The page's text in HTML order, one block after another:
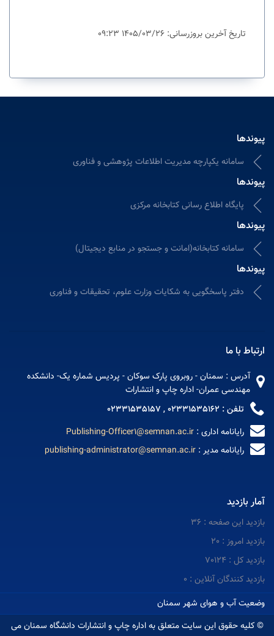
تاریخ آخرین بروزرسانی: 1405/03/26 09:23
پیوندها
سامانه یکپارچه مدیریت اطلاعات پژوهشی و فناوری
پیوندها
پایگاه اطلاع رسانی کتابخانه مرکزی
پیوندها
سامانه کتابخانه(امانت و جستجو در منابع دیجیتال)
پیوندها
دفتر پاسخگویی به شکایات وزارت علوم، تحقیقات و فناوری
ارتباط با ما
آدرس : سمنان - روبروی پارک سوکان - پردیس شماره یک- دانشکده
مهندسی عمران- اداره چاپ و انتشارات
تلفن : 02331535162 , 02331535157
رایانامه اداری : Publishing-Officer1@semnan.ac.ir
رایانامه مدیر : publishing-administrator@semnan.ac.ir
آمار بازدید
بازدید این صفحه : 36
بازدید امروز : 20
بازدید کل : 70124
بازدید کنندگان آنلاین : 0
وضعیت آب و هوای شهر سمنان
© کلیه حقوق این سایت متعلق به اداره چاپ و انتشارات دانشگاه سمنان می